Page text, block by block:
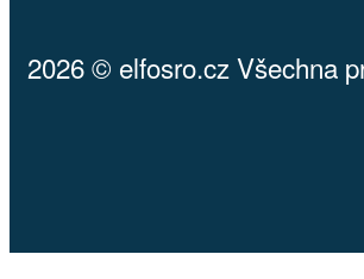
2026 © elfosro.cz Všechna